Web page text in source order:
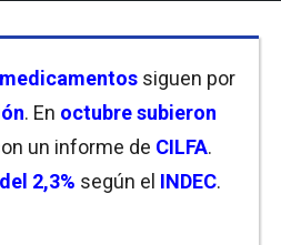
siguen por
. En octubre subieron
un informe de CILFA.
2,3% según el INDEC.